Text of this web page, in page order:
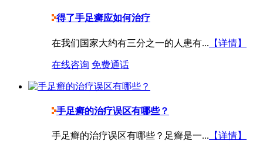
得了手足癣应如何治疗
在我们国家大约有三分之一的人患有... 【详情】
在线咨询 免费通话
手足癣的治疗误区有哪些？
手足癣的治疗误区有哪些？足癣是一... 【详情】